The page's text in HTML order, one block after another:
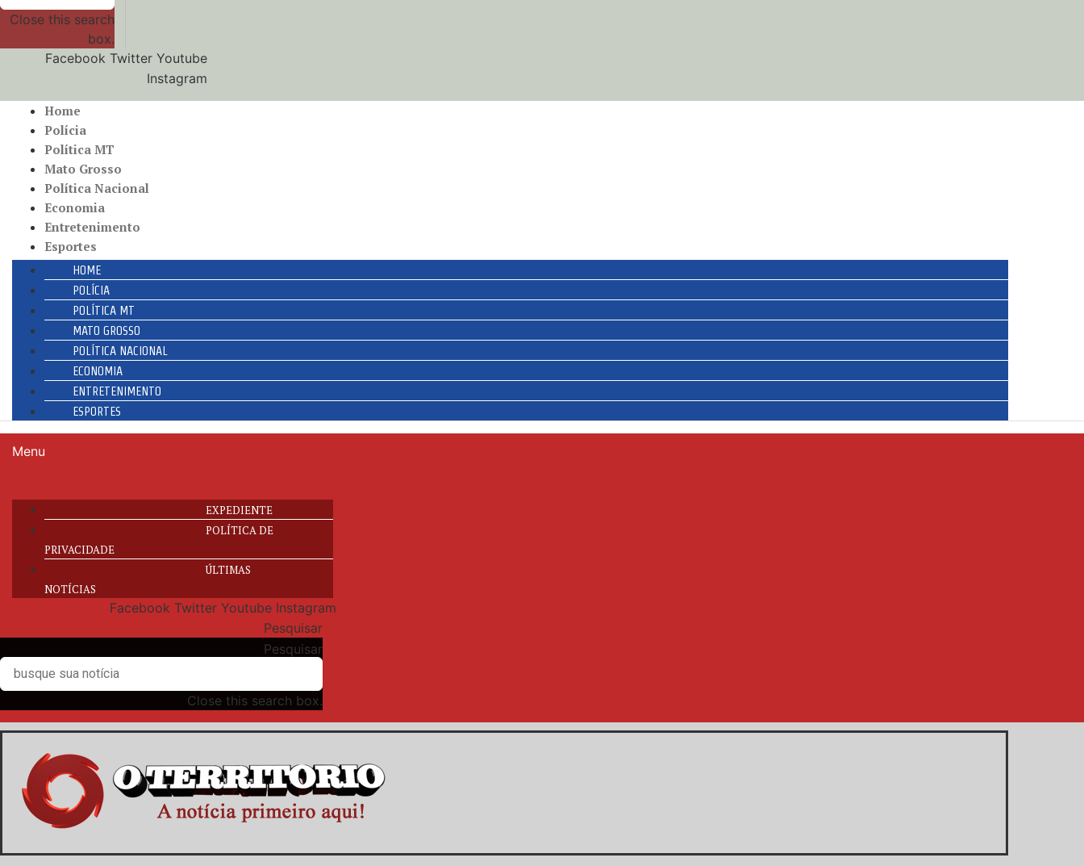
Close this search
box.
Facebook Twitter Youtube
Instagram
Home
Polícia
Política MT
Mato Grosso
Política Nacional
Economia
Entretenimento
Esportes
HOME
POLÍCIA
POLÍTICA MT
MATO GROSSO
POLÍTICA NACIONAL
ECONOMIA
ENTRETENIMENTO
ESPORTES
Menu
EXPEDIENTE
POLÍTICA DE
PRIVACIDADE
ÚLTIMAS
NOTÍCIAS
Facebook Twitter Youtube Instagram
Pesquisar
Pesquisar
Close this search box.